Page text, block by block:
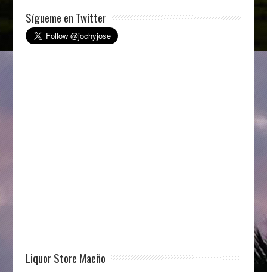
Sígueme en Twitter
Liquor Store Maeño